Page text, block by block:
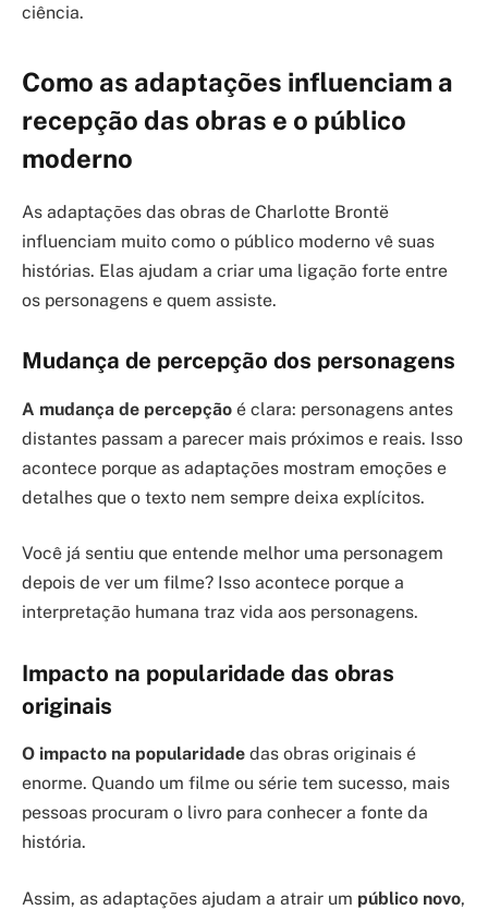
ciência.
Como as adaptações influenciam a
recepção das obras e o público
moderno
As adaptações das obras de Charlotte Brontë
influenciam muito como o público moderno vê suas
histórias. Elas ajudam a criar uma ligação forte entre
os personagens e quem assiste.
Mudança de percepção dos personagens
A mudança de percepção é clara: personagens antes
distantes passam a parecer mais próximos e reais. Isso
acontece porque as adaptações mostram emoções e
detalhes que o texto nem sempre deixa explícitos.
Você já sentiu que entende melhor uma personagem
depois de ver um filme? Isso acontece porque a
interpretação humana traz vida aos personagens.
Impacto na popularidade das obras
originais
O impacto na popularidade das obras originais é
enorme. Quando um filme ou série tem sucesso, mais
pessoas procuram o livro para conhecer a fonte da
história.
Assim, as adaptações ajudam a atrair um público novo,